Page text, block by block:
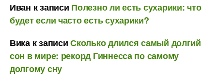
Иван к записи Полезно ли есть сухарики: что
будет если часто есть сухарики?
Викак записиСколько длился самый долгий
сон в мире: рекорд Гиннесса по самому
долгому сну